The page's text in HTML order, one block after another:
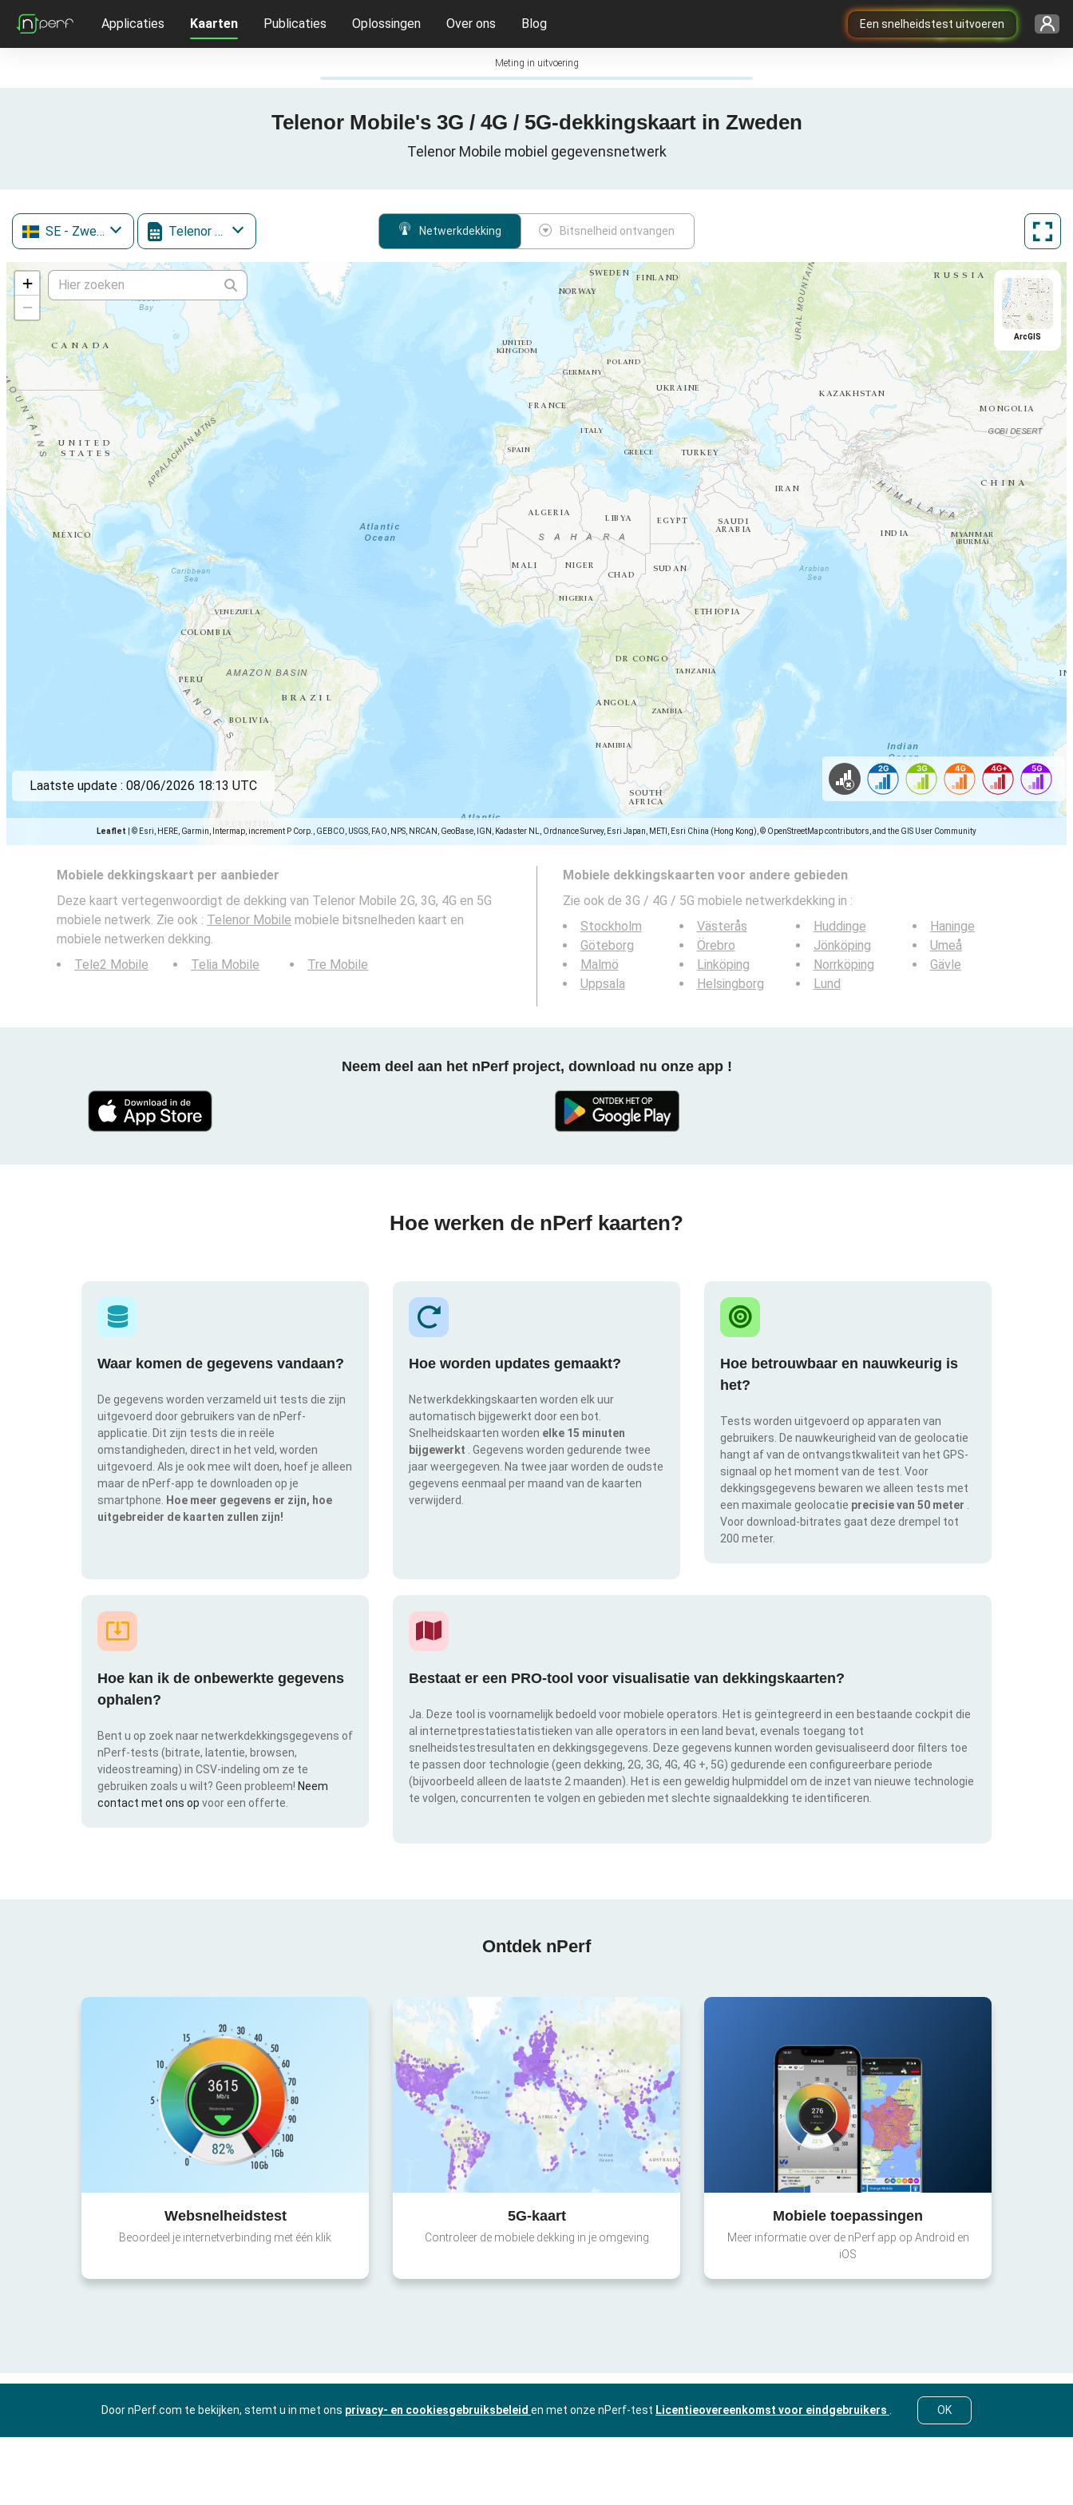
Een snelheidstest uitvoeren
Applicaties Kaarten Publicaties Oplossingen Over ons Blog
Meting in uitvoering
Telenor Mobile's 3G / 4G / 5G-dekkingskaart in Zweden
Telenor Mobile mobiel gegevensnetwerk
SE - Zweden Telenor Mobile Netwerkdekking Bitsnelheid ontvangen
+
−
Leaflet © Esri, HERE, Garmin, Intermap, increment P Corp., GEBCO, USGS, FAO, NPS, NRCAN, GeoBase, IGN, Kadaster NL, Ordnance Survey, Esri Japan, METI, Esri China (Hong Kong), © OpenStreetMap contributors, and the GIS User Community
ArcGIS
Laatste update : 08/06/2026 18:13 UTC
Mobiele dekkingskaart per aanbieder
Deze kaart vertegenwoordigt de dekking van Telenor Mobile 2G, 3G, 4G en 5G
mobiele netwerk. Zie ook : Telenor Mobile mobiele bitsnelheden kaart en
mobiele netwerken dekking.
Tele2 Mobile
Telia Mobile Tre Mobile
Mobiele dekkingskaarten voor andere gebieden
Zie ook de 3G / 4G / 5G mobiele netwerkdekking in :
Stockholm
Göteborg
Malmö
Uppsala
Västerås
Örebro
Linköping
Helsingborg
Huddinge
Jönköping
Norrköping
Lund
Haninge
Umeå
Gävle
Neem deel aan het nPerf project, download nu onze app !
Hoe werken de nPerf kaarten?
Waar komen de gegevens vandaan?
De gegevens worden verzameld uit tests die zijn
uitgevoerd door gebruikers van de nPerf-
applicatie. Dit zijn tests die in reële
omstandigheden, direct in het veld, worden
uitgevoerd. Als je ook mee wilt doen, hoef je alleen
maar de nPerf-app te downloaden op je
smartphone.
Hoe meer gegevens er zijn, hoe
uitgebreider de kaarten zullen zijn!
Hoe worden updates gemaakt?
Netwerkdekkingskaarten worden elk uur
automatisch bijgewerkt door een bot.
Snelheidskaarten worden elke 15 minuten
bijgewerkt
. Gegevens worden gedurende twee
jaar weergegeven. Na twee jaar worden de oudste
gegevens eenmaal per maand van de kaarten
verwijderd.
Hoe betrouwbaar en nauwkeurig is
het?
Tests worden uitgevoerd op apparaten van
gebruikers. De nauwkeurigheid van de geolocatie
hangt af van de ontvangstkwaliteit van het GPS-
signaal op het moment van de test. Voor
dekkingsgegevens bewaren we alleen tests met
een maximale geolocatie precisie van 50 meter
Voor download-bitrates gaat deze drempel tot
200 meter.
Hoe kan ik de onbewerkte gegevens
ophalen?
Bent u op zoek naar netwerkdekkingsgegevens of
nPerf-tests (bitrate, latentie, browsen,
videostreaming) in CSV-indeling om ze te
gebruiken zoals u wilt? Geen probleem! Neem
contact met ons op voor een offerte.
Bestaat er een PRO-tool voor visualisatie van dekkingskaarten?
Ja. Deze tool is voornamelijk bedoeld voor mobiele operators. Het is geïntegreerd in een bestaande cockpit die
al internetprestatiestatistieken van alle operators in een land bevat, evenals toegang tot
snelheidstestresultaten en dekkingsgegevens. Deze gegevens kunnen worden gevisualiseerd door filters toe
te passen door technologie (geen dekking, 2G, 3G, 4G, 4G +, 5G) gedurende een configureerbare periode
(bijvoorbeeld alleen de laatste 2 maanden). Het is een geweldig hulpmiddel om de inzet van nieuwe technologie
te volgen, concurrenten te volgen en gebieden met slechte signaaldekking te identificeren.
Ontdek nPerf
Websnelheidstest
Beoordeel je internetverbinding met één klik
5G-kaart
Controleer de mobiele dekking in je omgeving
Mobiele toepassingen
Meer informatie over de nPerf app op Android en
iOS
Door nPerf.com te bekijken, stemt u in met ons privacy- en cookiesgebruiksbeleid en met onze nPerf-test Licentieovereenkomst voor eindgebruikers OK